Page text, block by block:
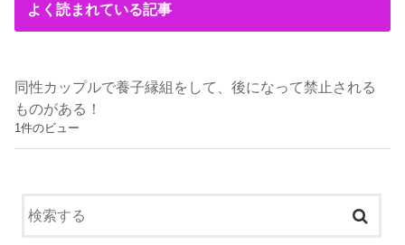
よく読まれている記事
同性カップルで養子縁組をして、後になって禁止される
ものがある！
1件のビュー